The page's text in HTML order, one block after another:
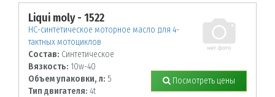
Liqui moly - 1522
НС-синтетическое моторное масло для 4-
тактных мотоциклов
Состав: Синтетическое
Вязкость: 10w-40
Объем упаковки, л: 5
Тип двигателя: 4t
Посмотреть цены